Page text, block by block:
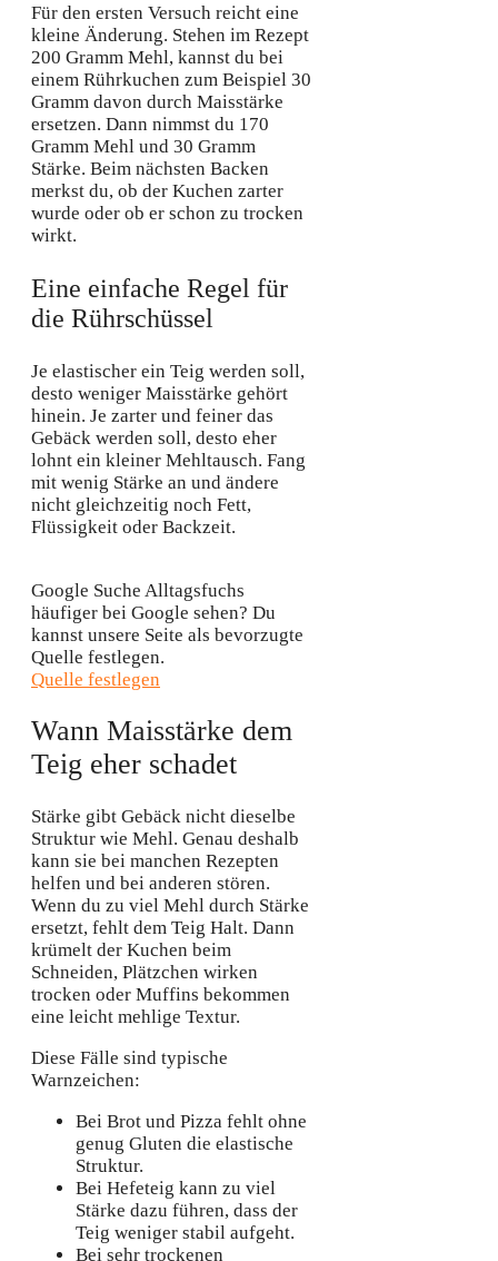
Für den ersten Versuch reicht eine
kleine Änderung. Stehen im Rezept
200 Gramm Mehl, kannst du bei
einem Rührkuchen zum Beispiel 30
Gramm davon durch Maisstärke
ersetzen. Dann nimmst du 170
Gramm Mehl und 30 Gramm
Stärke. Beim nächsten Backen
merkst du, ob der Kuchen zarter
wurde oder ob er schon zu trocken
wirkt.
Eine einfache Regel für
die Rührschüssel
Je elastischer ein Teig werden soll,
desto weniger Maisstärke gehört
hinein. Je zarter und feiner das
Gebäck werden soll, desto eher
lohnt ein kleiner Mehltausch. Fang
mit wenig Stärke an und ändere
nicht gleichzeitig noch Fett,
Flüssigkeit oder Backzeit.
Google Suche Alltagsfuchs
häufiger bei Google sehen? Du
kannst unsere Seite als bevorzugte
Quelle festlegen.
Quelle festlegen
Wann Maisstärke dem
Teig eher schadet
Stärke gibt Gebäck nicht dieselbe
Struktur wie Mehl. Genau deshalb
kann sie bei manchen Rezepten
helfen und bei anderen stören.
Wenn du zu viel Mehl durch Stärke
ersetzt, fehlt dem Teig Halt. Dann
krümelt der Kuchen beim
Schneiden, Plätzchen wirken
trocken oder Muffins bekommen
eine leicht mehlige Textur.
Diese Fälle sind typische
Warnzeichen:
Bei Brot und Pizza fehlt ohne
genug Gluten die elastische
Struktur.
Bei Hefeteig kann zu viel
Stärke dazu führen, dass der
Teig weniger stabil aufgeht.
Bei sehr trockenen